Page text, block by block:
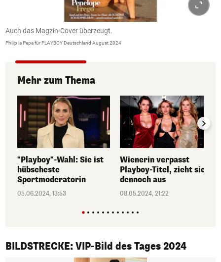
Auch das Magzin-Cover überzeugt.
Philip la Pepa für PLAYBOY Deutschland August 2024
Mehr zum Thema
"Playboy"-Wahl: Sie ist
hübscheste
Sportmoderatorin
05.06.2024, 13:53
Wienerin verpasst
Playboy-Titel, zieht sich
dennoch aus
08.05.2024, 21:22
BILDSTRECKE: VIP-Bild des Tages 2024
1/50